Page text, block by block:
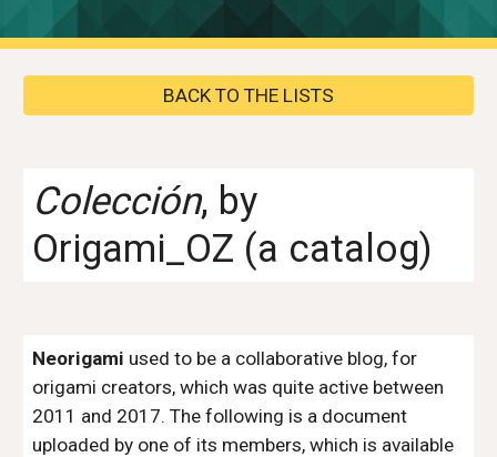
BACK TO THE LISTS
Colección, by
Origami_OZ (a catalog)
Neorigami used to be a collaborative blog, for
origami creators, which was quite active between
2011 and 2017. The following is a document
uploaded by one of its members, which is available